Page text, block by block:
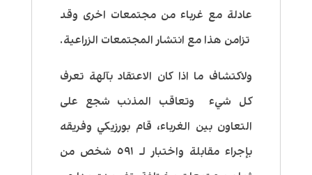
عادلة مع غرباء من مجتمعات اخرى وقد
تزامن هذا مع انتشار المجتمعات الزراعية.
ولاكتشاف ما اذا كان الاعتقاد بآلهة تعرف
كل شيء وتعاقب المذنب شجع على
التعاون بين الغرباء، قام بورزيكي وفريقه
بإجراء مقابلة واختبار لـ ٥٩١ شخص من